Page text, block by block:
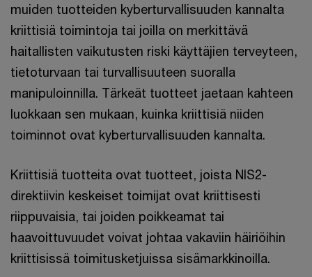
muiden tuotteiden kyberturvallisuuden kannalta
kriittisiä toimintoja tai joilla on merkittävä
haitallisten vaikutusten riski käyttäjien terveyteen,
tietoturvaan tai turvallisuuteen suoralla
manipuloinnilla. Tärkeät tuotteet jaetaan kahteen
luokkaan sen mukaan, kuinka kriittisiä niiden
toiminnot ovat kyberturvallisuuden kannalta.
Kriittisiä tuotteita ovat tuotteet, joista NIS2-
direktiivin keskeiset toimijat ovat kriittisesti
riippuvaisia, tai joiden poikkeamat tai
haavoittuvuudet voivat johtaa vakaviin häiriöihin
kriittisissä toimitusketjuissa sisämarkkinoilla.